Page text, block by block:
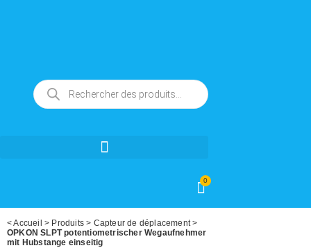
0
<Accueil > Produits > Capteur de déplacement>
OPKON SLPT potentiometrischer Wegaufnehmer
mit Hubstange einseitig